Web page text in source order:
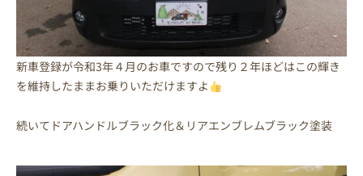
新車登録が令和3年４月のお車ですので残り２年ほどはこの輝き
を維持したままお乗りいただけますよ
続いてドアハンドルブラック化＆リアエンブレムブラック塗装